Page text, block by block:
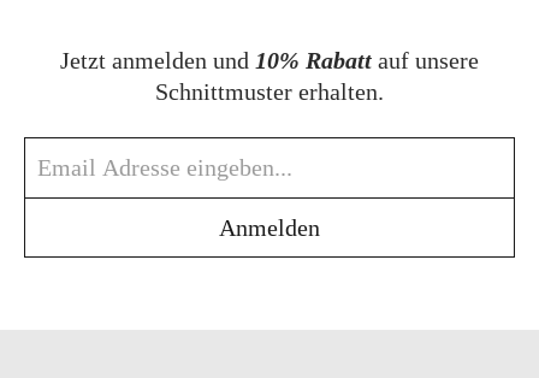
Jetzt anmelden und 10% Rabatt auf unsere
Schnittmuster erhalten.